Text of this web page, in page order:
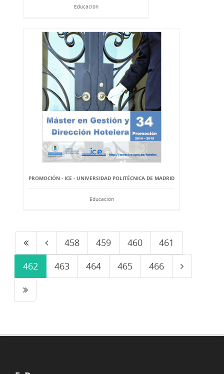
Educación
PROMOCIÓN - ICE - UNIVERSIDAD POLITÉCNICA DE MADRID
Educación
458 459 460
461
462
463 464 465 466